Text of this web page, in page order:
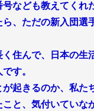
なども教えてくれ
ら、ただの新入団選
く住んで、日本の生
す。
が起きるのか、私た
こと、気付いていな